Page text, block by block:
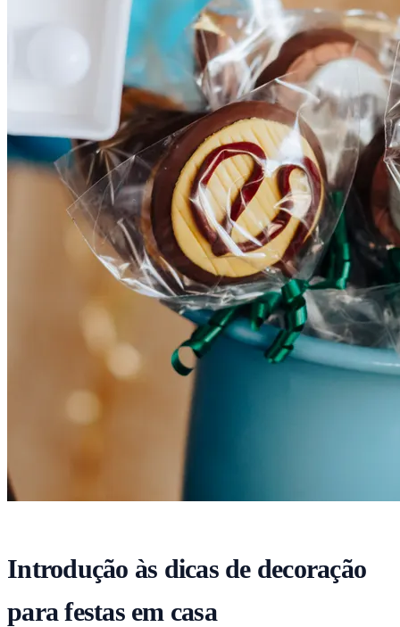
Introdução às dicas de decoração
para festas em casa